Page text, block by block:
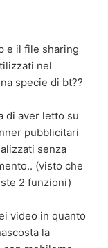
e il file sharing
nel
specie di bt??
di aver letto su
pubblicitari
senza
(visto che
2 funzioni)
video in quanto
la